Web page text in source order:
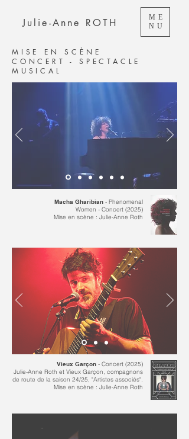
ME
NU
Julie-Anne ROTH
MISE EN SCÈNE
CONCERT
-
SPECTACLE
MUSICAL
Macha Gharibian - Phenomenal
Women - Concert (2025)
​Mise en scène : Julie-Anne Roth
Vieux Garçon - Concert (2025)
Julie-Anne Roth et Vieux Garçon, compagnons
de route de la saison 24/25, "Artistes associés".
​Mise en scène : Julie-Anne Roth